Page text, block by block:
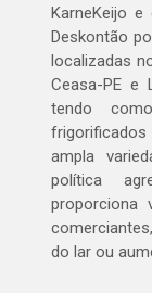
KarneKeijo
Deskontão
localizadas
Ceasa-PE e
tendo
ampla
política
proporciona
do lar ou